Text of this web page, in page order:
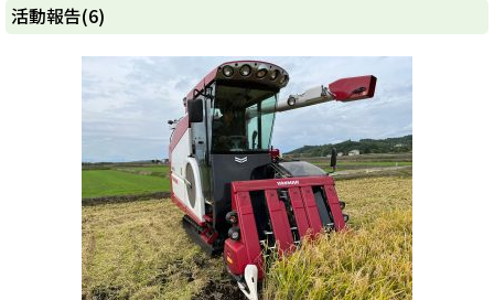
ト
ッ
活動報告(6)